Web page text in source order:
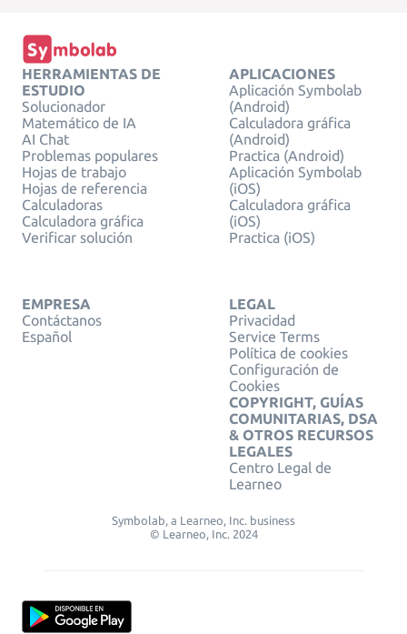
HERRAMIENTAS DE
ESTUDIO
Solucionador
Matemático de IA
AI Chat
Problemas populares
Hojas de trabajo
Hojas de referencia
Calculadoras
Calculadora gráfica
Verificar solución
APLICACIONES
Aplicación Symbolab
(Android)
Calculadora gráfica
(Android)
Practica (Android)
Aplicación Symbolab
(iOS)
Calculadora gráfica
(iOS)
Practica (iOS)
EMPRESA
Contáctanos
Español
LEGAL
Privacidad
Service Terms
Política de cookies
Configuración de
Cookies
COPYRIGHT, GUÍAS
COMUNITARIAS, DSA
& OTROS RECURSOS
LEGALES
Centro Legal de
Learneo
Symbolab, a Learneo, Inc. business
© Learneo, Inc. 2024